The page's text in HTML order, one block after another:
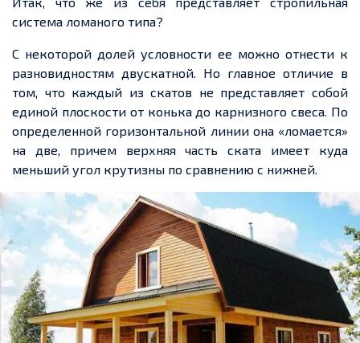
система ломаного типа?
С некоторой долей условности ее можно отнести к
разновидностям двускатной. Но главное отличие в
том, что каждый из скатов не представляет собой
единой плоскости от конька до карнизного свеса. По
определенной горизонтальной линии она «ломается»
на две, причем верхняя часть ската имеет куда
меньший угол крутизны по сравнению с нижней.